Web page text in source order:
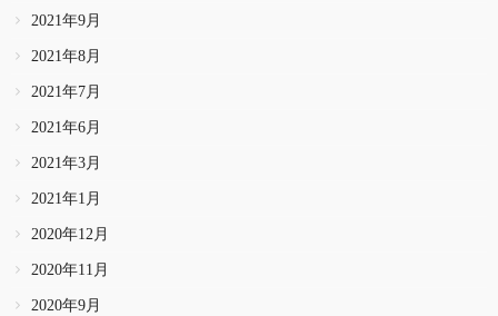
2021年9月
2021年8月
2021年7月
2021年6月
2021年3月
2021年1月
2020年12月
2020年11月
2020年9月